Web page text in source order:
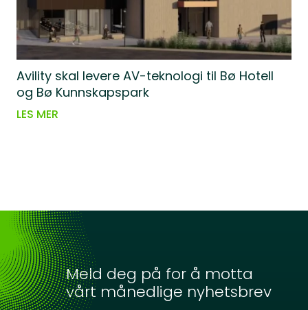
Avility skal levere AV-teknologi til Bø Hotell
og Bø Kunnskapspark
LES MER
Meld deg på for å motta
vårt månedlige nyhetsbrev